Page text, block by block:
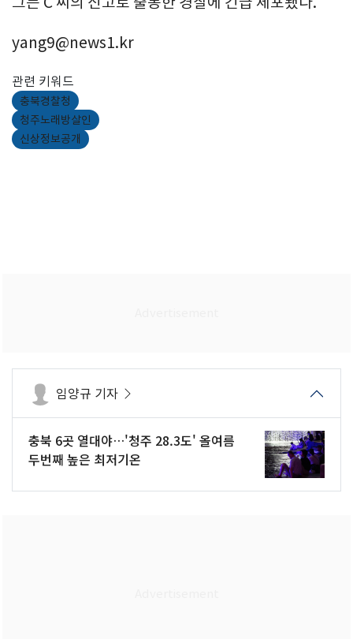
yang9@news1.kr
관련 키워드
충북경찰청
청주노래방살인
신상정보공개
임양규 기자
충북 6곳 열대야…'청주 28.3도' 올여름
두번째 높은 최저기온